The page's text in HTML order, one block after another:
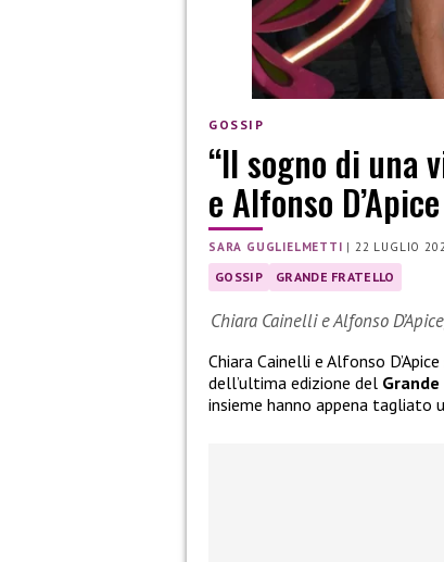
GOSSIP
“Il sogno di una
e Alfonso D’Apice
SARA GUGLIELMETTI |22 LUGLIO
GOSSIP GRANDE FRATELLO
Chiara Cainelli e Alfonso
Chiara Cainelli e Alfonso
dell’ultima edizione del
insieme hanno appena tagliato